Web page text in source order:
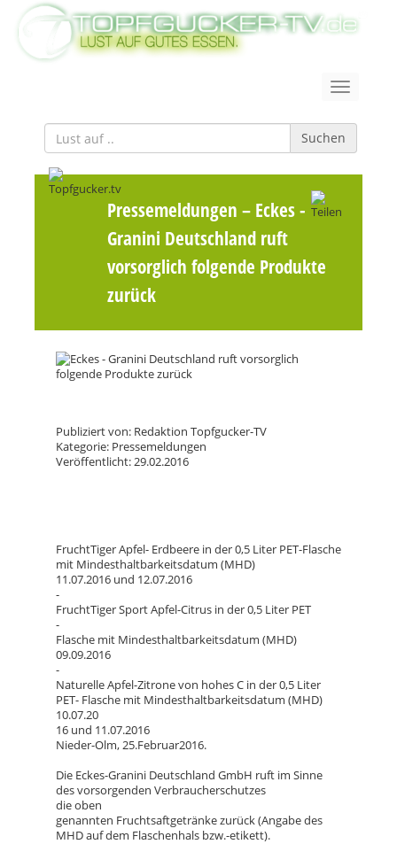
Suchen
Pressemeldungen – Eckes -
Granini Deutschland ruft
vorsorglich folgende Produkte
zurück
Publiziert von: Redaktion Topfgucker-TV
Kategorie: Pressemeldungen
Veröffentlicht: 29.02.2016
FruchtTiger Apfel- Erdbeere in der 0,5 Liter PET-Flasche
mit Mindesthaltbarkeitsdatum (MHD)
11.07.2016 und 12.07.2016
-
FruchtTiger Sport Apfel-Citrus in der 0,5 Liter PET
-
Flasche mit Mindesthaltbarkeitsdatum (MHD)
09.09.2016
-
Naturelle Apfel-Zitrone von hohes C in der 0,5 Liter
PET- Flasche mit Mindesthaltbarkeitsdatum (MHD)
10.07.20
16 und 11.07.2016
Nieder-Olm, 25.Februar2016.
Die Eckes-Granini Deutschland GmbH ruft im Sinne
des vorsorgenden Verbraucherschutzes
die oben
genannten Fruchtsaftgetränke zurück (Angabe des
MHD auf dem Flaschenhals bzw.-etikett).